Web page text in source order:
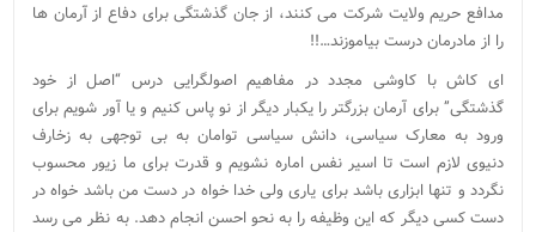
مدافع حریم ولایت شرکت می کنند، از جان گذشتگی برای دفاع از آرمان ها
را از مادرمان درست بیاموزند…!!
ای کاش با کاوشی مجدد در مفاهیم اصولگرایی درس “اصل از خود
گذشتگی” برای آرمان بزرگتر را یکبار دیگر از نو پاس کنیم و یا آور شویم برای
ورود به معارک سیاسی، دانش سیاسی توامان به بی توجهی به زخارف
دنیوی لازم است تا اسیر نفس اماره نشویم و قدرت برای ما زیور محسوب
نگردد و تنها ابزاری باشد برای یاری ولی خدا خواه در دست من باشد خواه در
دست کسی دیگر که این وظیفه را به نحو احسن انجام دهد. به نظر می رسد